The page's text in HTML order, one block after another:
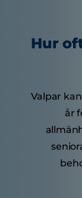
Hur
Valpar
år